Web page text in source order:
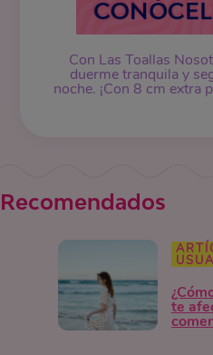
Con Las Toallas
duerme tranquila y
noche. ¡Con 8 cm extra
Recomendados
te